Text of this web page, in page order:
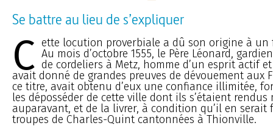
Se battre au lieu de s’expliquer
C ette locution proverbiale a dû son origine à
Au mois d’octobre 1555, le Père Léonard,
de cordeliers à Metz, homme d’un esprit actif
avait donné de grandes preuves de dévouement aux
ce titre, avait obtenu d’eux une confiance illimitée,
les déposséder de cette ville dont ils s’étaient
auparavant, et de la livrer, à condition qu’il en serait
troupes de Charles-Quint cantonnées à Thionville.